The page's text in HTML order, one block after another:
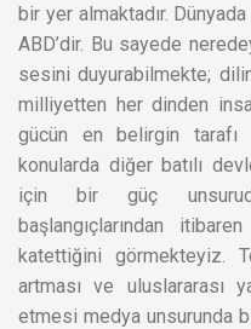
bir yer almaktadır.
ABD’dir. Bu sayede
sesini duyurabilmekte;
milliyetten her dinden
gücün en belirgin tarafı
konularda diğer batılı
için bir güç
başlangıçlarından
katettiğini görmekteyiz.
artması ve uluslararası
etmesi medya unsurunda